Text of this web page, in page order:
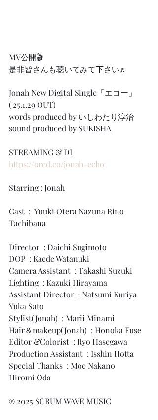
MV公開🎬
是非皆さんも聴いてみて下さい♬
Jonah New Digital Single「エコー」
('25.1.29 OUT)
words produced by いしわたり淳治
sound produced by SUKISHA
STREAMING & DL
https://orcd.co/jonah-echo
Starring : Jonah
Cast  :  Yuuki Otera Nazuna Rino
Tachibana
Director  : Daichi Sugimoto
DOP  : Kaede Watanuki
Camera Assistant  : Takashi Suzuki
Lighting  : Kazuki Hirayama
Assistant Director  : Natsumi Kuriya
Yuka Sato
Stylist(Jonah)  : Marii Minami
Hair＆makeup(Jonah)  : Honoka Fuse
Editor &Colorist  : Ryo Hasegawa
Production Assistant  : Isshin Hotta
Special Thanks  : Moe Nakano
Hiromi Oda
℗ 2025 SCRUM WAVE MUSIC